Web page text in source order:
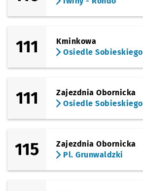
111
Kminkowa
Osiedle Sobieskiego
111
Zajezdnia Obornicka
Osiedle Sobieskiego
115
Zajezdnia Obornicka
Pl. Grunwaldzki